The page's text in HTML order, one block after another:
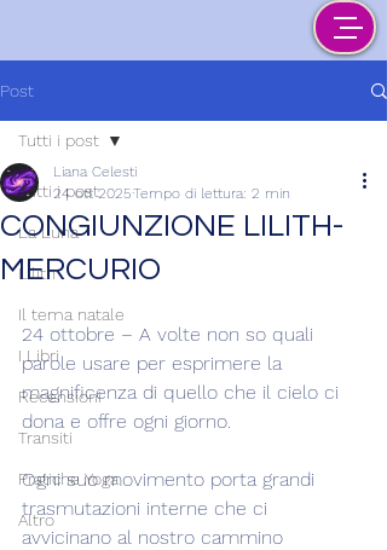
Post
Tutti i post
La Luna
Lilith
Il tema natale
I Libri
Recensioni
Transiti
Pratiche Yoga
Altro
Tutti i post
CONGIUNZIONE LILITH-
MERCURIO
Liana Celesti
24 ott 2025Tempo di lettura: 2 min
24 ottobre – A volte non so quali
parole usare per esprimere la
magnificenza di quello che il cielo ci
dona e offre ogni giorno.
Ogni suo movimento porta grandi
trasmutazioni interne che ci
avvicinano al nostro cammino